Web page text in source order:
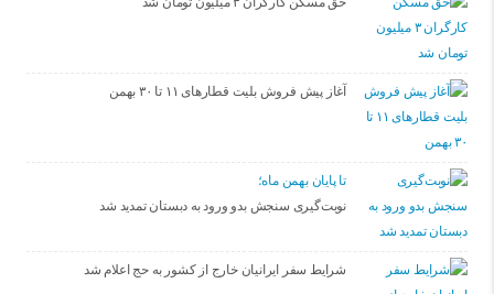
آغاز پیش فروش بلیت‌ قطارهای ۱۱ تا ۳۰ بهمن
تا پایان بهمن ماه؛
نوبت‌گیری سنجش بدو ورود به دبستان تمدید شد
شرایط سفر ایرانیان خارج از کشور به حج اعلام شد